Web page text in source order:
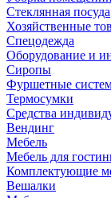
Стеклянная посуда
Хозяйственные
Спецодежда
Оборудование и
Сиропы
Фуршетные
Термосумки
Средства
Вендинг
Мебель
Мебель для
Комплектующие
Вешалки